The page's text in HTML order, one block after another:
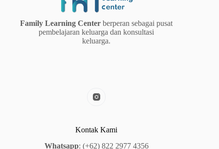
Family Learning Center berperan sebagai pusat
pembelajaran keluarga dan konsultasi
keluarga.
Kontak Kami
Whatsapp: (+62) 822 2977 4356